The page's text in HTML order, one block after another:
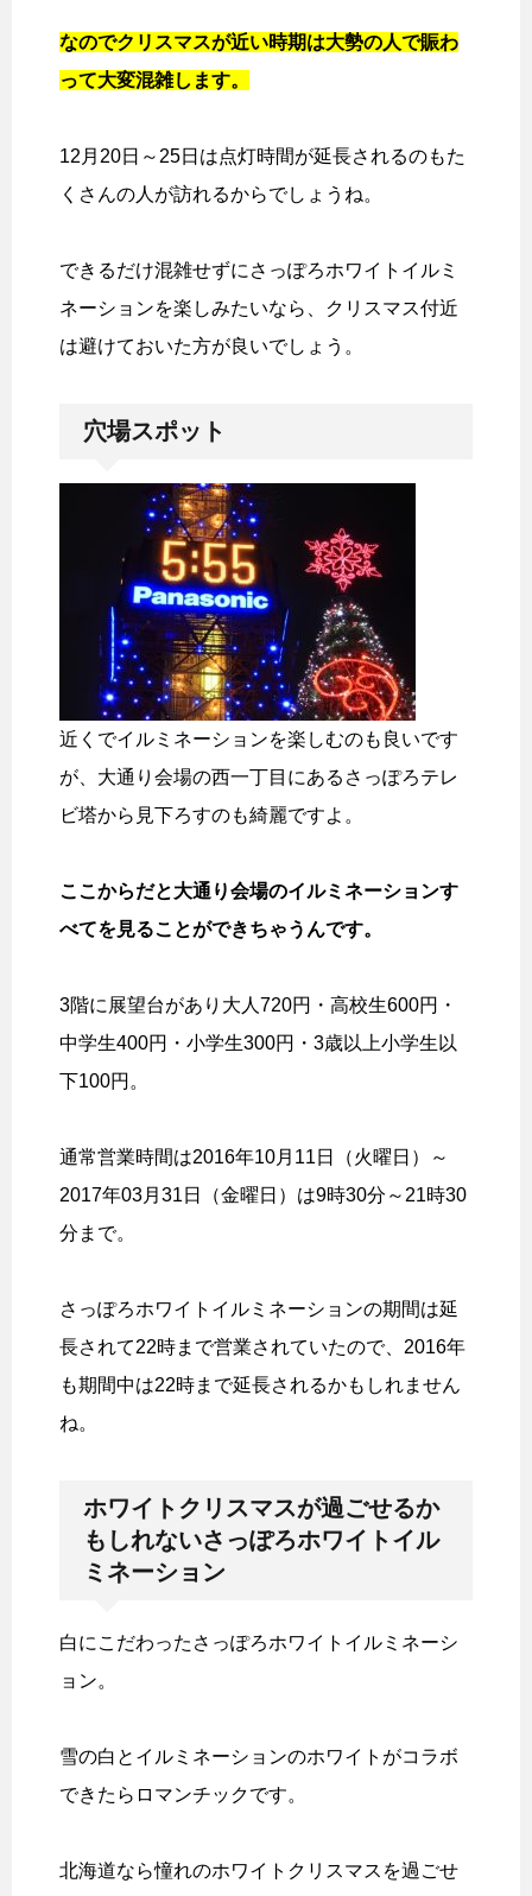
なのでクリスマスが近い時期は大勢の人で賑わ
って大変混雑します。
12月20日～25日は点灯時間が延長されるのもた
くさんの人が訪れるからでしょうね。
できるだけ混雑せずにさっぽろホワイトイルミ
ネーションを楽しみたいなら、クリスマス付近
は避けておいた方が良いでしょう。
穴場スポット
近くでイルミネーションを楽しむのも良いです
が、大通り会場の西一丁目にあるさっぽろテレ
ビ塔から見下ろすのも綺麗ですよ。
ここからだと大通り会場のイルミネーションす
べてを見ることができちゃうんです。
3階に展望台があり大人720円・高校生600円・
中学生400円・小学生300円・3歳以上小学生以
下100円。
通常営業時間は2016年10月11日（火曜日）～
2017年03月31日（金曜日）は9時30分～21時30
分まで。
さっぽろホワイトイルミネーションの期間は延
長されて22時まで営業されていたので、2016年
も期間中は22時まで延長されるかもしれません
ね。
ホワイトクリスマスが過ごせるか
もしれないさっぽろホワイトイル
ミネーション
白にこだわったさっぽろホワイトイルミネーシ
ョン。
雪の白とイルミネーションのホワイトがコラボ
できたらロマンチックです。
北海道なら憧れのホワイトクリスマスを過ごせ